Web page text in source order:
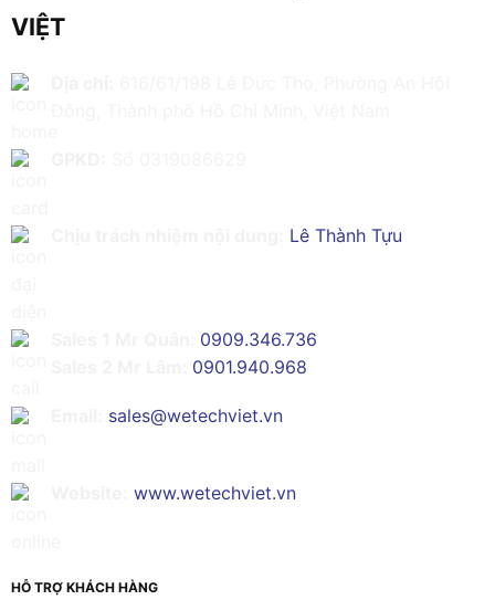
VIỆT
Lê Thành Tựu
0909.346.736
0901.940.968
sales@wetechviet.vn
www.wetechviet.vn
HỖ TRỢ KHÁCH HÀNG